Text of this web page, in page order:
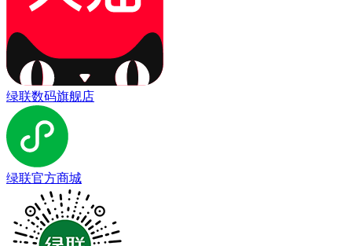
绿联数码旗舰店
绿联官方商城